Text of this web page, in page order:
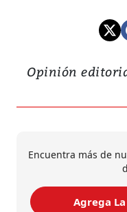
Opinión
Encuentra más de
Agrega